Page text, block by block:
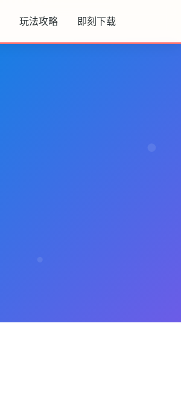
玩法攻略 即刻下载